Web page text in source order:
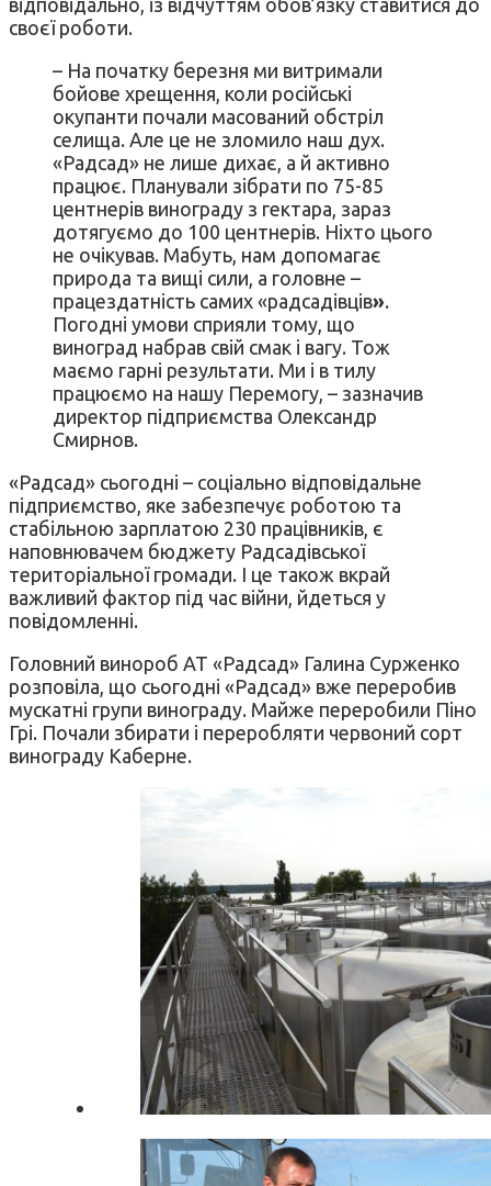
своєї роботи.
– На початку березня ми витримали
бойове хрещення, коли російські
окупанти почали масований обстріл
селища. Але це не зломило наш дух.
«Радсад» не лише дихає, а й активно
працює. Планували зібрати по 75-85
центнерів винограду з гектара, зараз
дотягуємо до 100 центнерів. Ніхто цього
не очікував. Мабуть, нам допомагає
природа та вищі сили, а головне –
працездатність самих «радсадівців».
Погодні умови сприяли тому, що
виноград набрав свій смак і вагу. Тож
маємо гарні результати. Ми і в тилу
працюємо на нашу Перемогу, – зазначив
директор підприємства Олександр
Смирнов.
«Радсад» сьогодні – соціально відповідальне
підприємство, яке забезпечує роботою та
стабільною зарплатою 230 працівників, є
наповнювачем бюджету Радсадівської
територіальної громади. І це також вкрай
важливий фактор під час війни, йдеться у
повідомленні.
Головний винороб АТ «Радсад» Галина Сурженко
розповіла, що сьогодні «Радсад» вже переробив
мускатні групи винограду. Майже переробили Піно
Грі. Почали збирати і переробляти червоний сорт
винограду Каберне.